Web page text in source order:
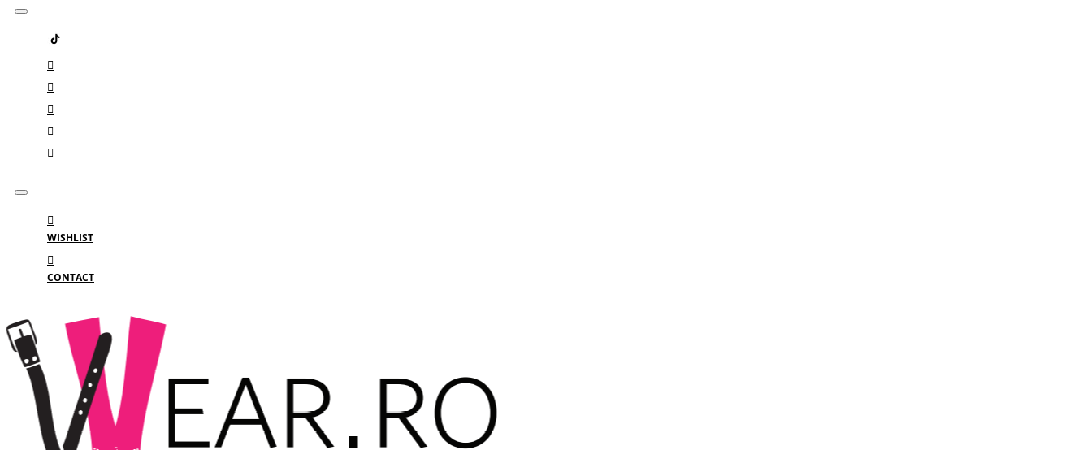
WISHLIST
CONTACT
Meniu
MENIU
Categorii
Branduri